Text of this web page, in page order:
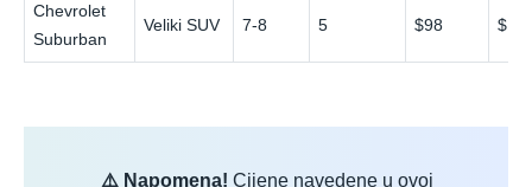
Chevrolet
Suburban
Veliki SUV 7-8 5 $98
⚠️ Napomena! Cijene navedene u ovoj